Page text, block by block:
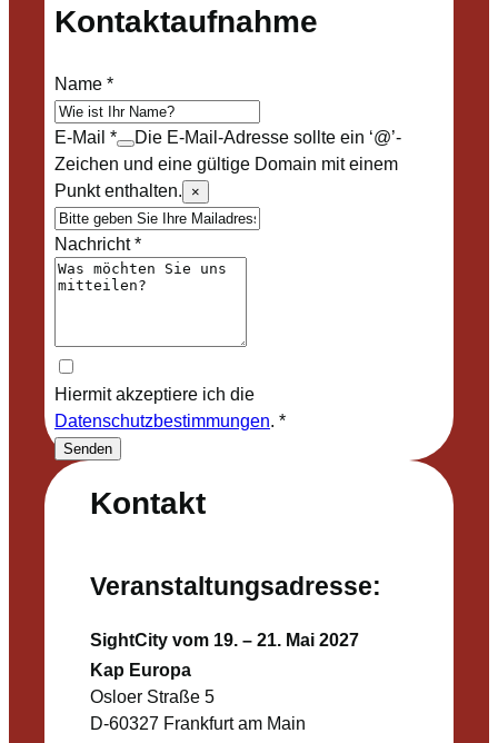
Kontakt
Veranstaltungsadresse:
SightCity vom 19. – 21. Mai 2027
Kap Europa
Osloer Straße 5
D-60327 Frankfurt am Main
Kontaktaufnahme
Name*
E-Mail *
Die E-Mail-Adresse sollte ein ‘@’-
Zeichen und eine gültige Domain mit einem
Punkt enthalten.
×
Nachricht*
Hiermit akzeptiere ich die
Datenschutzbestimmungen. *
Senden